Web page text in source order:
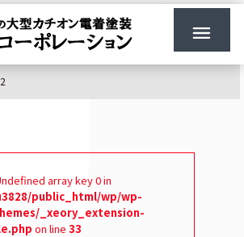
array key 0 in
public_html/wp/wp-
_xeory_extension-
on line 33